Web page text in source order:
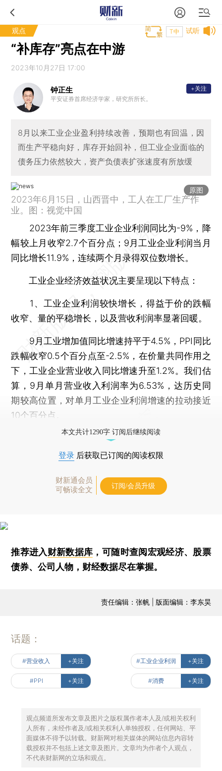
观点 试听
T中
“补库存”亮点在中游
2023年10月27日 17:00
钟正生
平安证券首席经济学家，研究所所长。
+关注
8月以来工业企业盈利持续改善，预期也有回温，因
而生产平稳向好，库存开始回补，但工业企业面临的
债务压力依然较大，资产负债表扩张速度有所放缓
原图
2023年6月15日，山西晋中，工人在工厂生产作
业。图：视觉中国
2023年前三季度工业企业利润同比为-9%，降
幅较上月收窄2.7个百分点；9月工业企业利润当月
同比增长11.9%，连续两个月录得双位数增长。
工业企业经济效益状况主要呈现以下特点：
1、工业企业利润较快增长，得益于价的跌幅
收窄、量的平稳增长，以及营收利润率显著回暖。
9月工业增加值同比增速持平于4.5%，PPI同比
跌幅收窄0.5个百分点至-2.5%，在价量共同作用之
下，工业企业营业收入同比增速升至1.2%。我们估
算，9月单月营业收入利润率为6.53%，达历史同
期较高位置，对单月工业企业利润增速的拉动接近
10个百分点。
本文共计1290字 订阅后继续阅读
登录 后获取已订阅的阅读权限
财新通会员
可畅读全文
订阅/会员升级
推荐进入财新数据库 ，可随时查阅宏观经济、股票
债券、公司人物，财经数据尽在掌握。
责任编辑：张帆 | 版面编辑：李东昊
话题：
#营业收入 +关注 #工业企业利润 +关注
#PPI +关注 #消费 +关注
观点频道所发布文章及图片之版权属作者本人及/或相关权利
人所有，未经作者及/或相关权利人单独授权，任何网站、平
面媒体不得予以转载。财新网对相关媒体的网站信息内容转
载授权并不包括上述文章及图片。文章均为作者个人观点，
不代表财新网的立场和观点。